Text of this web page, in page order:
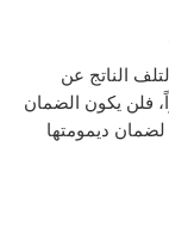
الناتج عن
انتهت فترة الضمان البالغة 12 شهراً، فلن يكون الضمان
لضمان ديمومتها